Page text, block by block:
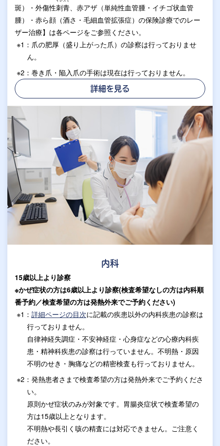
斑）・外傷性刺青 、赤アザ（単純性血管腫・イチゴ状血管
腫）・赤ら顔（酒さ・毛細血管拡張症）の保険診療でのレー
ザー治療】は各ページをご参照ください。
※1：爪の肥厚（盛り上がった爪）の診察は行っておりませ
ん。
※2：巻き爪・陥入爪の手術は現在は行っておりません。
詳細を見る
内科
15歳以上より診察
※かぜ症状の方は6歳以上より診察(検査希望なしの方は内科順
番予約／検査希望の方は発熱外来でご予約ください)
※1： 詳細ページの目次に記載の疾患以外の内科疾患の診察は
行っておりません。
自律神経失調症・不安神経症・心身症などの心療内科疾
患・精神科疾患の診察は行っていません。不明熱・原因
不明のせき・胸痛などの精密検査も行っておりません。
※2：発熱患者さまで検査希望の方は発熱外来でご予約くださ
い。
原則かぜ症状のみが対象です。胃腸炎症状で検査希望の
方は15歳以上となります。
不明熱や長引く咳の精査には対応できません。ご注意く
ださい。